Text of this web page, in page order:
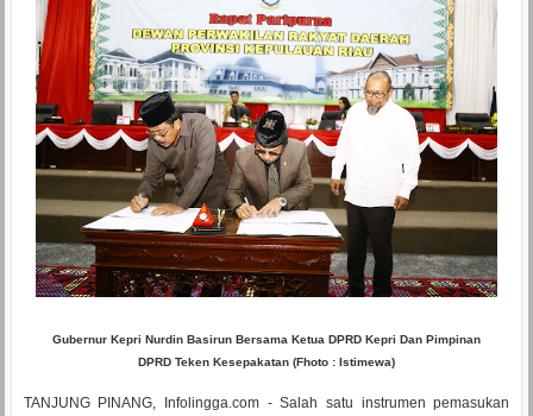
Gubernur Kepri Nurdin Basirun Bersama Ketua DPRD Kepri Dan Pimpinan
DPRD Teken Kesepakatan (Fhoto : Istimewa)
TANJUNG PINANG, Infolingga.com - Salah satu instrumen pemasukan